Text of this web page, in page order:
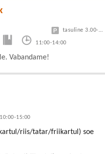
11:00-14:00
tasuline 3.00-7.50
Vabandame!
10:00-15:00
kartul/riis/tatar/friikartul) soe